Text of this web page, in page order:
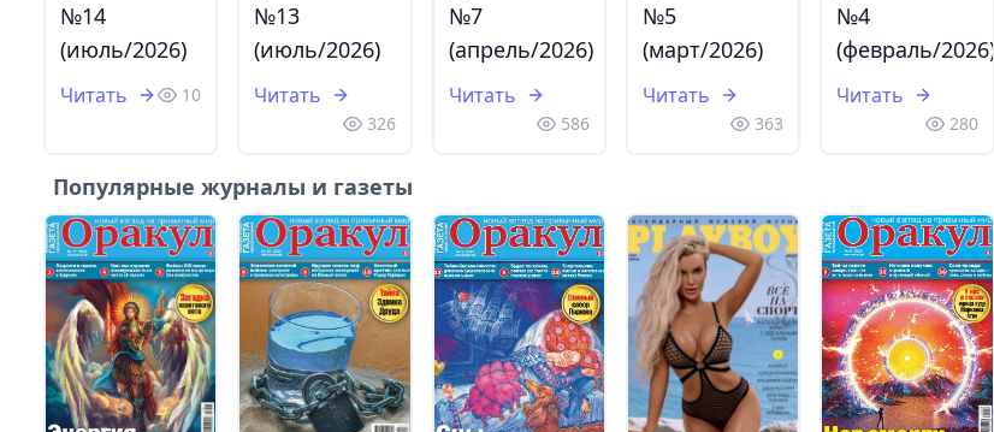
№14
(июль/2026)
Читать 10
№13
(июль/2026)
Читать
326
№7
(апрель/2026)
Читать
586
№5
(март/2026)
Читать
363
№4
(февраль/2026)
Читать
280
Популярные журналы и газеты